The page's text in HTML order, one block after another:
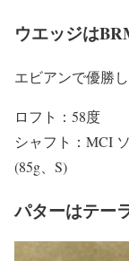
ウエッジは
エビアンで優勝
ロフト：58度
シャフト：MCI
(85g、S)
パターはテー